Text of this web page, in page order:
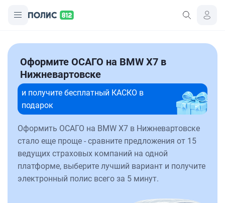
Оформите ОСАГО на BMW X7 в
Нижневартовске
и получите бесплатный КАСКО в
подарок
Оформить ОСАГО на BMW X7 в Нижневартовске
стало еще проще - сравните предложения от 15
ведущих страховых компаний на одной
платформе, выберите лучший вариант и получите
электронный полис всего за 5 минут.